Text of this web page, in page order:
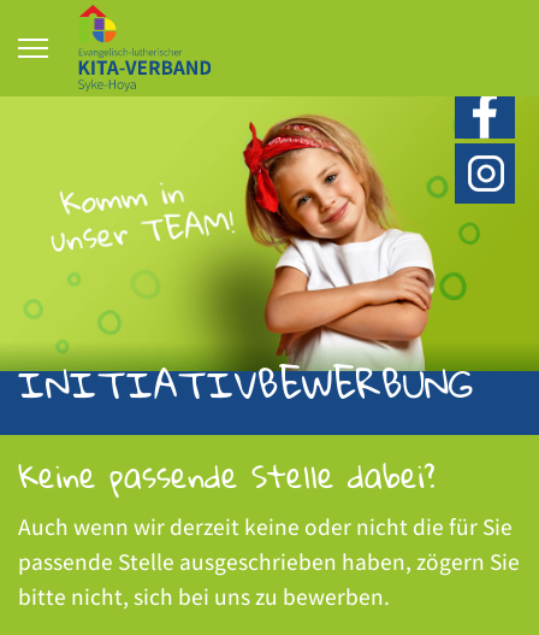
INITIATIV­BEWERBUNG
Keine passende Stelle dabei?
Auch wenn wir derzeit keine oder nicht die für Sie
passende Stelle ausgeschrieben haben, zögern Sie
bitte nicht, sich bei uns zu bewerben.